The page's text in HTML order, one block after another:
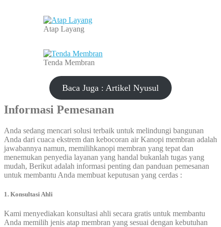
Atap Layang
Tenda Membran
Baca Juga : Artikel Nyusul
Informasi Pemesanan
Anda sedang mencari solusi terbaik untuk melindungi bangunan
Anda dari cuaca ekstrem dan kebocoran air Kanopi membran adalah
jawabannya namun, memilihkanopi membran yang tepat dan
menemukan penyedia layanan yang handal bukanlah tugas yang
mudah, Berikut adalah informasi penting dan panduan pemesanan
untuk membantu Anda membuat keputusan yang cerdas :
1. Konsultasi Ahli
Kami menyediakan konsultasi ahli secara gratis untuk membantu
Anda memilih jenis atap membran yang sesuai dengan kebutuhan